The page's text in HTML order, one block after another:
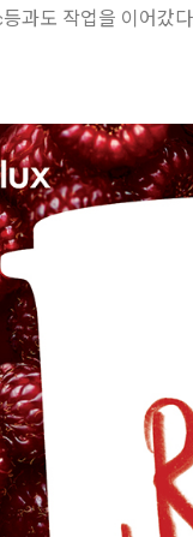
과도 작업을 이어갔